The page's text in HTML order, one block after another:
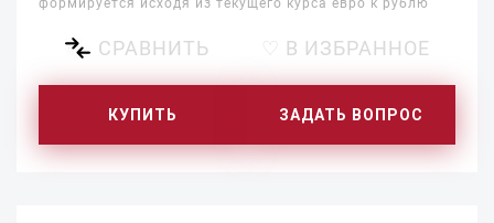
формируется исходя из текущего курса евро к рублю
СРАВНИТЬ ♡ В ИЗБРАННОЕ
КУПИТЬ ЗАДАТЬ ВОПРОС